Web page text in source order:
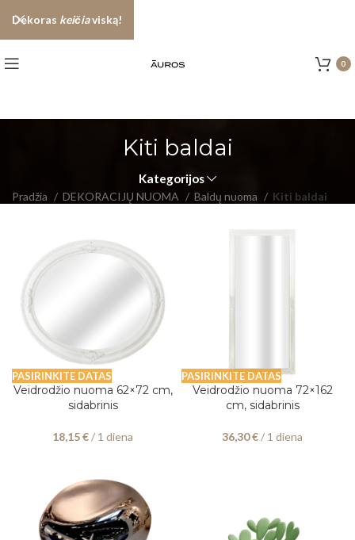
0
Kiti baldai
Kategorijos
Pradžia DEKORACIJŲ NUOMA Baldų nuoma Kiti baldai
PASIRINKITE DATAS
Veidrodžio nuoma 62×72 cm,
sidabrinis
18,15€/ 1 diena
PASIRINKITE DATAS
Veidrodžio nuoma 72×162
cm, sidabrinis
36,30€/ 1 diena
Dekoras keičiaviską!